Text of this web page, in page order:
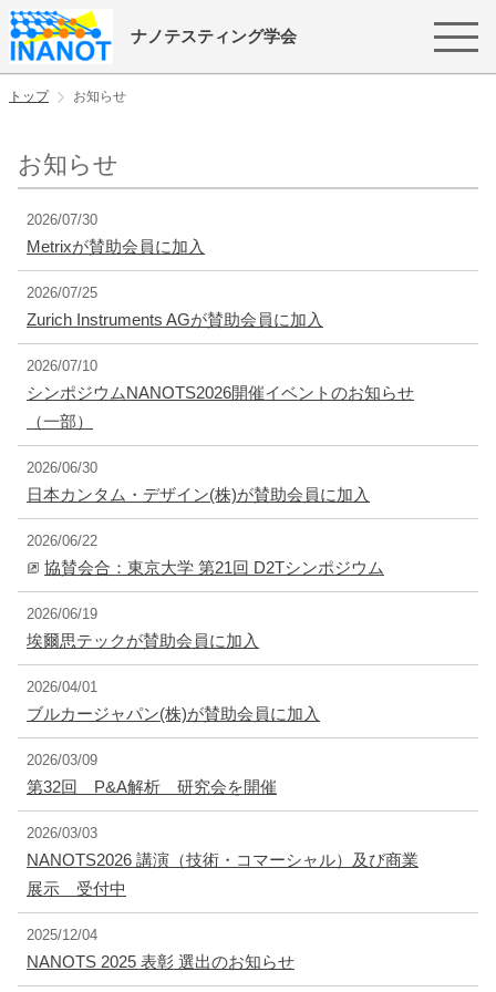
ナノテスティング学会
トップ お知らせ
お知らせ
2026/07/30
Metrixが賛助会員に加入
2026/07/25
Zurich Instruments AGが賛助会員に加入
2026/07/10
シンポジウムNANOTS2026開催イベントのお知らせ
（一部）
2026/06/30
日本カンタム・デザイン(株)が賛助会員に加入
2026/06/22
協賛会合：東京大学 第21回 D2Tシンポジウム
2026/06/19
埃爾思テックが賛助会員に加入
2026/04/01
ブルカージャパン(株)が賛助会員に加入
2026/03/09
第32回 P&A解析 研究会を開催
2026/03/03
NANOTS2026 講演（技術・コマーシャル）及び商業
展示 受付中
2025/12/04
NANOTS 2025 表彰 選出のお知らせ